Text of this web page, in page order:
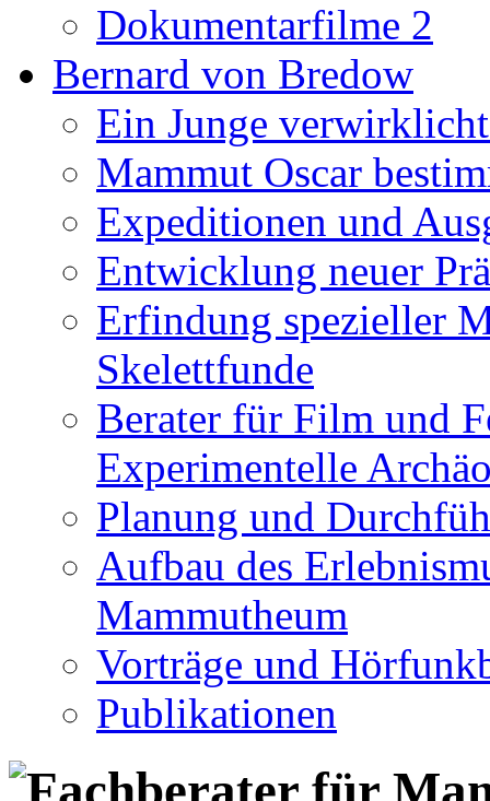
Dokumentarfilme 2
Bernard von Bredow
Ein Junge
Mammut Oscar
Expeditionen und
Entwicklung neuer
Erfindung spezieller
Skelettfunde
Berater für Film und
Experimentelle
Planung und
Aufbau des
Mammutheum
Vorträge und
Publikationen